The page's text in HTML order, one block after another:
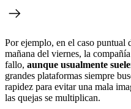
Por ejemplo, en el caso puntual
mañana del viernes, la
fallo, aunque usualmente
grandes plataformas siempre
rapidez para evitar una mala
las quejas se multiplican.